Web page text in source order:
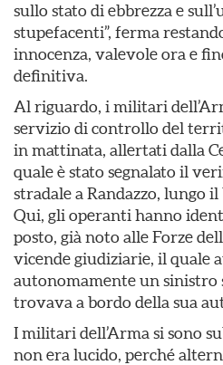
sullo stato di ebbrezza e
stupefacenti”, ferma
innocenza, valevole ora e
definitiva.
Al riguardo, i militari
servizio di controllo del
in mattinata, allertati dalla
quale è stato segnalato il
stradale a Randazzo, lungo
Qui, gli operanti hanno
posto, già noto alle Forze
vicende giudiziarie, il quale
autonomamente un sinistro
trovava a bordo della sua
I militari dell’Arma si sono
non era lucido, perché